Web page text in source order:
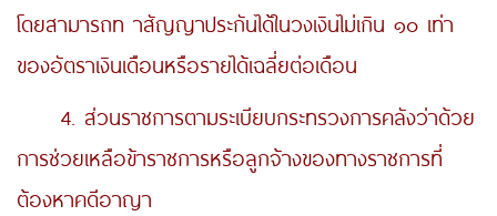
โดยสามารถท าสัญญาประกันได้ในวงเงินไม่เกิน ๑๐ เท่า
ของอัตราเงินเดือนหรือรายได้เฉลี่ยต่อเดือน
4. ส่วนราชการตามระเบียบกระทรวงการคลังว่าด้วย
การช่วยเหลือข้าราชการหรือลูกจ้างของทางราชการที่
ต้องหาคดีอาญา